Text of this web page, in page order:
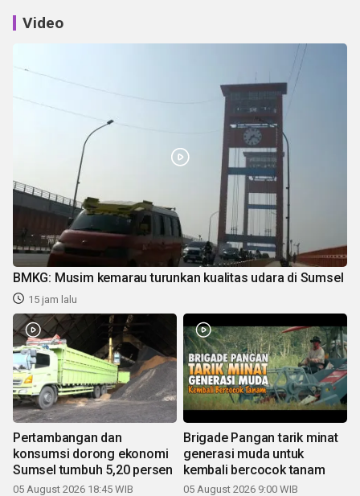
Video
BMKG: Musim kemarau turunkan kualitas udara di Sumsel
15 jam lalu
Pertambangan dan
konsumsi dorong ekonomi
Sumsel tumbuh 5,20 persen
05 August 2026 18:45 WIB
Brigade Pangan tarik minat
generasi muda untuk
kembali bercocok tanam
05 August 2026 9:00 WIB